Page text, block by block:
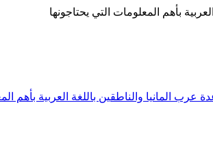
بأهم المعلومات التي يحتاجونها